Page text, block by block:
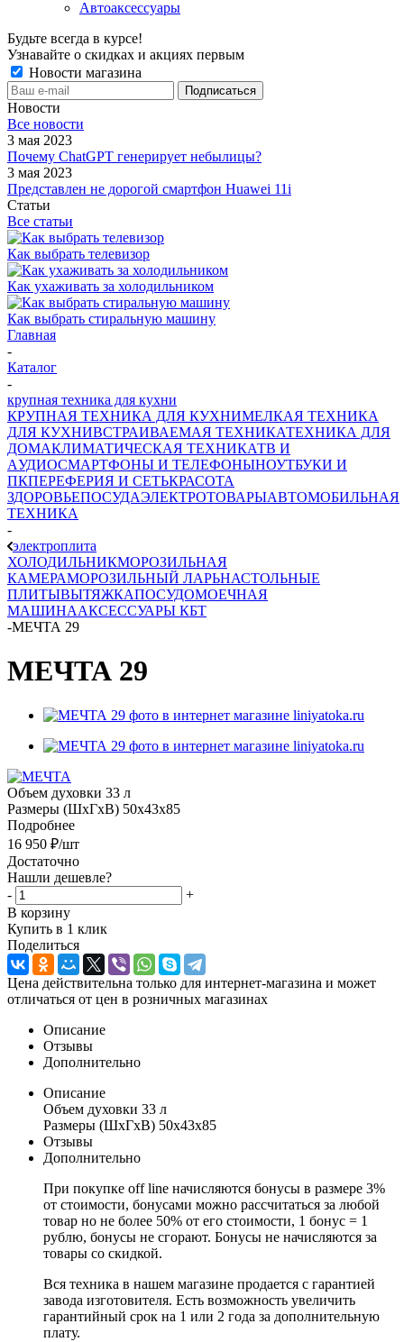
Автоаксессуары
Будьте всегда в курсе!
Узнавайте о скидках и акциях первым
Новости магазина
Новости
Все новости
3 мая 2023
Почему ChatGPT генерирует небылицы?
3 мая 2023
Представлен не дорогой смартфон Huawei 11i
Статьи
Все статьи
Как выбрать телевизор
Как ухаживать за холодильником
Как выбрать стиральную машину
Главная
-
Каталог
-
крупная техника для кухни
КРУПНАЯ ТЕХНИКА ДЛЯ КУХНИМЕЛКАЯ ТЕХНИКА
ДЛЯ КУХНИВСТРАИВАЕМАЯ ТЕХНИКАТЕХНИКА ДЛЯ
ДОМАКЛИМАТИЧЕСКАЯ ТЕХНИКАТВ И
AУДИОСМАРТФОНЫ И ТЕЛЕФОНЫНОУТБУКИ И
ПКПЕРЕФЕРИЯ И СЕТЬКРАСОТА
ЗДОРОВЬЕПОСУДАЭЛЕКТРОТОВАРЫАВТОМОБИЛЬНАЯ
ТЕХНИКА
-
электроплита
ХОЛОДИЛЬНИКМОРОЗИЛЬНАЯ
КАМЕРАМОРОЗИЛЬНЫЙ ЛАРЬНАСТОЛЬНЫЕ
ПЛИТЫВЫТЯЖКАПОСУДОМОЕЧНАЯ
МАШИНААКСЕССУАРЫ КБТ
-МЕЧТА 29
МЕЧТА 29
Объем духовки 33 л
Размеры (ШхГхВ) 50x43x85
Подробнее
16 950 ₽/шт
Достаточно
Нашли дешевле?
-
+
В корзину
Купить в 1 клик
Поделиться
Цена действительна только для интернет-магазина и может
отличаться от цен в розничных магазинах
Описание
Отзывы
Дополнительно
Описание
Объем духовки 33 л
Размеры (ШхГхВ) 50x43x85
Отзывы
Дополнительно
При покупке off line начисляются бонусы в размере 3%
от стоимости, бонусами можно рассчитаться за любой
товар но не более 50% от его стоимости, 1 бонус = 1
рублю, бонусы не сгорают. Бонусы не начисляются за
товары со скидкой.
Вся техника в нашем магазине продается с гарантией
завода изготовителя. Есть возможность увеличить
гарантийный срок на 1 или 2 года за дополнительную
плату.